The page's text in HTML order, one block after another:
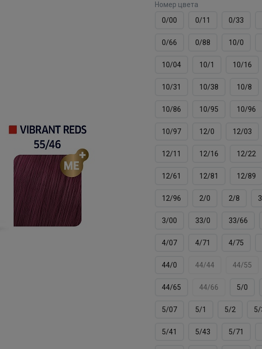
Номер цвета
0/00
0/11 0/33
0/66 0/88 10/0
10/04 10/1 10/16
10/31 10/38 10/8
10/86 10/95 10/96
10/97 12/0 12/03
12/11 12/16 12/22
12/61 12/81 12/89
12/96 2/0 2/8
3/00 33/0 33/66
4/07 4/71 4/75
44/0 44/44 44/55
44/65 44/66 5/0
5/07 5/1 5/2 5/
5/41 5/43 5/71